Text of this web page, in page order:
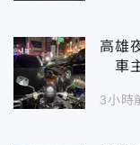
高雄
車
3小時